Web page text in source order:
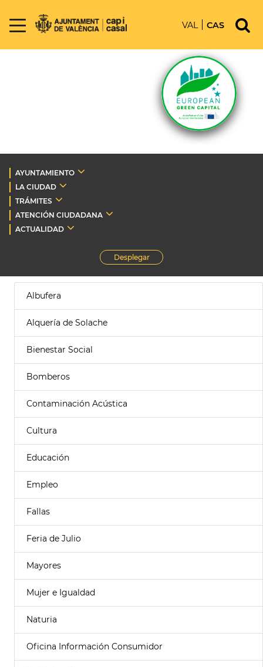
VAL CAS
AYUNTAMIENTO
LA CIUDAD
TRÁMITES
ATENCIÓN CIUDADANA
ACTUALIDAD
Desplegar
Albufera
Alquería de Solache
Bienestar Social
Bomberos
Contaminación Acústica
Cultura
Educación
Empleo
Fallas
Feria de Julio
Mayores
Mujer e Igualdad
Naturia
Oficina Información Consumidor